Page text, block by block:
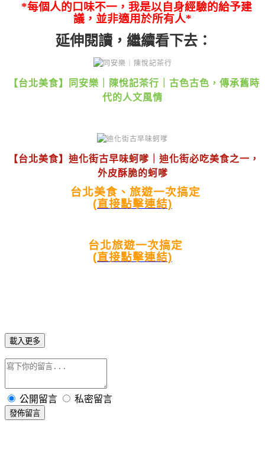
*每個人的口味不一，我是以自身經驗的給予建
議，並非適用於所有人*
延伸閱讀，繼續看下去：
【台北美食】同安樂｜陳悅記茶行｜古色古色，傳承舊時
代的人文風情
【台北美食】迪化街古早味蚵嗲｜迪化街必吃美食之一，
外皮酥脆的蚵嗲
台北美食、旅遊一次搞定
(直接點擊連結)
台北旅遊一次搞定
(直接點擊連結)
載入更多
公開留言 私密留言
發佈留言